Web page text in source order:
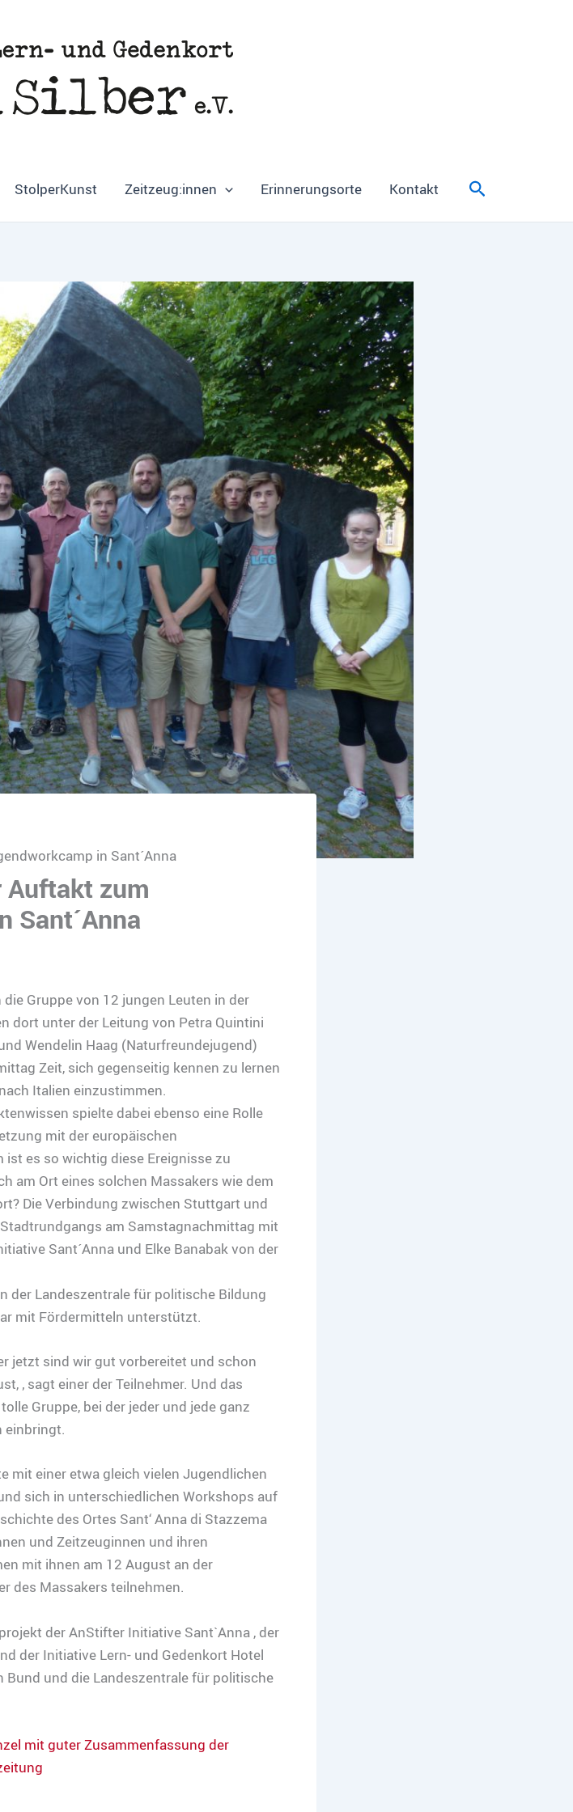
StolperKunst Zeitzeug:innen Erinnerungsorte Kontakt Suchen
in Sant´Anna
Auftakt zum
Sant´Anna
Gruppe von 12 jungen Leuten in der
dort unter der Leitung von Petra Quintini
Wendelin Haag (Naturfreundejugend)
Zeit, sich gegenseitig kennen zu lernen
Italien einzustimmen.
spielte dabei ebenso eine Rolle
mit der europäischen
es so wichtig diese Ereignisse zu
am Ort eines solchen Massakers wie dem
Die Verbindung zwischen Stuttgart und
am Samstagnachmittag mit
Sant´Anna und Elke Banabak von der
der Landeszentrale für politische Bildung
mit Fördermitteln unterstützt.
jetzt sind wir gut vorbereitet und schon
‚ sagt einer der Teilnehmer. Und das
Gruppe, bei der jeder und jede ganz
einbringt.
mit einer etwa gleich vielen Jugendlichen
sich in unterschiedlichen Workshops auf
des Ortes Sant‘ Anna di Stazzema
und Zeitzeuginnen und ihren
mit ihnen am 12 August an der
des Massakers teilnehmen.
der AnStifter Initiative Sant`Anna , der
der Initiative Lern- und Gedenkort Hotel
Bund und die Landeszentrale für politische
mit guter Zusammenfassung der